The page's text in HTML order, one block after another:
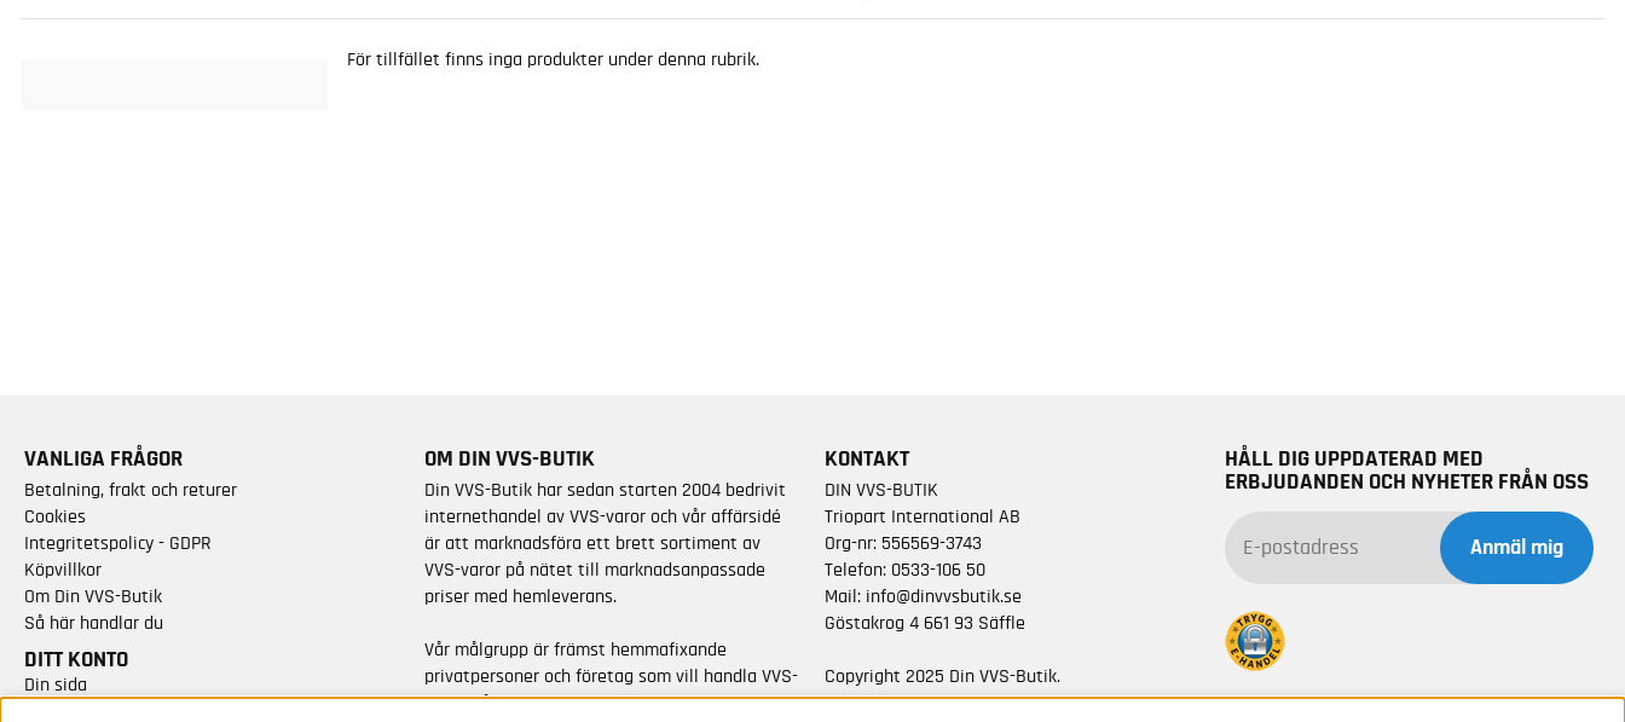
För tillfället finns inga produkter under denna rubrik.
VANLIGA FRÅGOR
Betalning, frakt och returer
Cookies
Integritetspolicy - GDPR
Köpvillkor
Om Din VVS-Butik
Så här handlar du
DITT KONTO
Din sida
OM DIN VVS-BUTIK
Din VVS-Butik har sedan starten 2004 bedrivit
internethandel av VVS-varor och vår affärsidé
är att marknadsföra ett brett sortiment av
VVS-varor på nätet till marknadsanpassade
priser med hemleverans.
Vår målgrupp är främst hemmafixande
privatpersoner och företag som vill handla VVS-
varor från kända varumärken.
KONTAKT
DIN VVS-BUTIK
Triopart International AB
Org-nr: 556569-3743
Telefon: 0533-106 50
Mail: info@dinvvsbutik.se
Göstakrog 4 661 93 Säffle
Copyright 2025 Din VVS-Butik.
All rights reserved.
HÅLL DIG UPPDATERAD MED
ERBJUDANDEN OCH NYHETER FRÅN OSS
Anmäl mig